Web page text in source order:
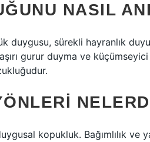
NASIL
duygusu, sürekli hayranlık
gurur duyma ve
kopukluk. Bağımlılık ve